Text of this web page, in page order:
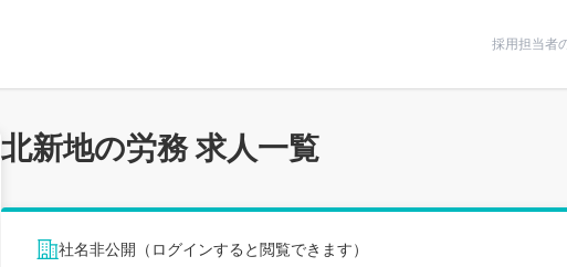
採用担当者
北新地の労務 求人一覧
社名非公開（ログインすると閲覧できます）